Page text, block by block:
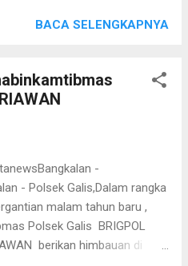
Polri dengan masyarakat.
patroli kamtibmas di
tepatnya di Poskamling Dsn.
pergantian tahun 2020. Dalam
imbauan-imbauan
para warga masyarakat
siskamling untuk tetap
selalu mengantisipasi
hal yang tidak diinginkan
BACA SELENGKAPNYA
-
- Polsek Galis,Dalam rangka
malam tahun baru ,
Polsek Galis BRIGPOL
berikan himbauan di